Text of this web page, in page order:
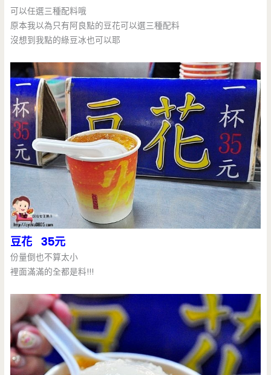
可以任選三種配料哦
原本我以為只有阿良點的豆花可以選三種配料
沒想到我點的綠豆冰也可以耶
豆花 35元
份量倒也不算太小
裡面滿滿的全都是料!!!